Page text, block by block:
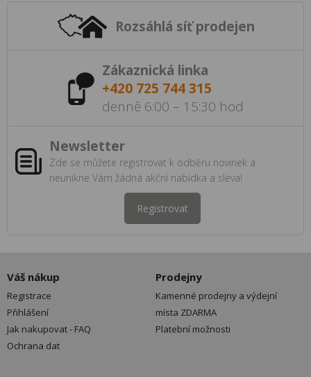
Rozsáhlá síť prodejen
Zákaznická linka
+420 725 744 315
denně 6:00 – 15:30 hod
Newsletter
Zde se můžete registrovat k odběru novinek a
neunikne Vám žádná akční nabídka a sleva!
Registrovat
Váš nákup
Registrace
Přihlášení
Jak nakupovat - FAQ
Ochrana dat
Prodejny
Kamenné prodejny a výdejní
místa ZDARMA
Platební možnosti